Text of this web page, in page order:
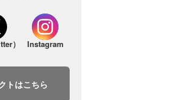
） Instagram
トはこちら